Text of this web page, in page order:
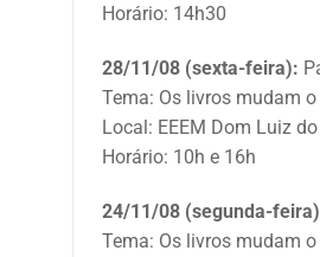
Horário: 14h30
28/11/08 (sexta-feira):
Tema: Os livros mudam
Local: EEEM Dom Luiz
Horário: 10h e 16h
24/11/08 (segunda-
Tema: Os livros mudam